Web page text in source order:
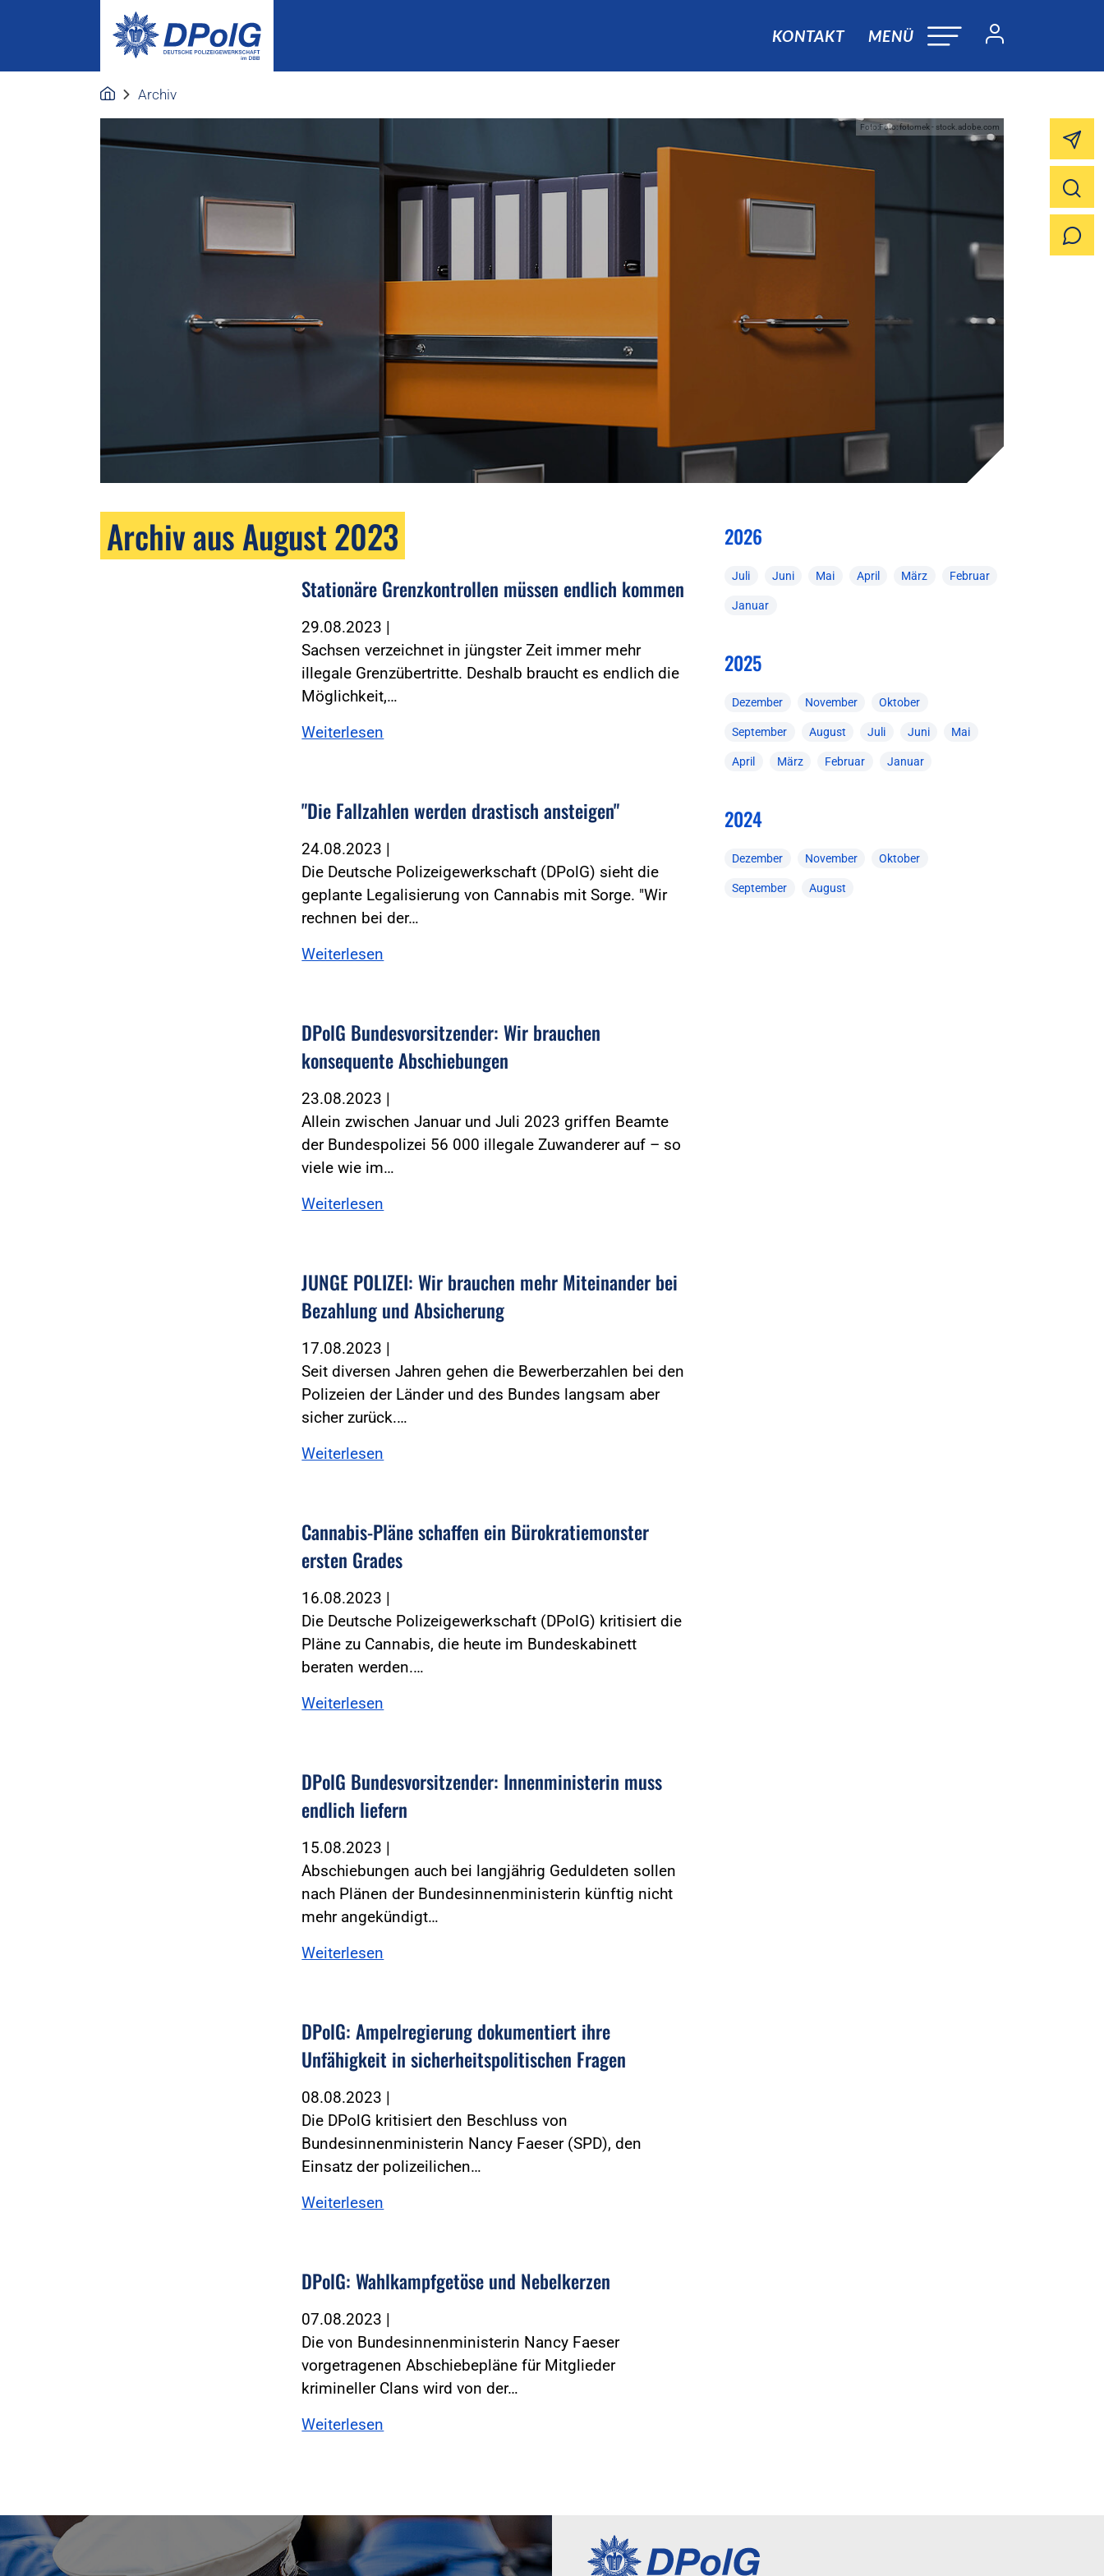
KONTAKT MENÜ
Archiv
Foto:Foto: fotomek - stock.adobe.com
Archiv aus August 2023
Stationäre Grenzkontrollen müssen endlich kommen
29.08.2023 |
Sachsen verzeichnet in jüngster Zeit immer mehr
illegale Grenzübertritte. Deshalb braucht es endlich die
Möglichkeit,…
Weiterlesen
"Die Fallzahlen werden drastisch ansteigen"
24.08.2023 |
Die Deutsche Polizeigewerkschaft (DPolG) sieht die
geplante Legalisierung von Cannabis mit Sorge. "Wir
rechnen bei der…
Weiterlesen
DPolG Bundesvorsitzender: Wir brauchen
konsequente Abschiebungen
23.08.2023 |
Allein zwischen Januar und Juli 2023 griffen Beamte
der Bundespolizei 56 000 illegale Zuwanderer auf – so
viele wie im…
Weiterlesen
JUNGE POLIZEI: Wir brauchen mehr Miteinander bei
Bezahlung und Absicherung
17.08.2023 |
Seit diversen Jahren gehen die Bewerberzahlen bei den
Polizeien der Länder und des Bundes langsam aber
sicher zurück.…
Weiterlesen
Cannabis-Pläne schaffen ein Bürokratiemonster
ersten Grades
16.08.2023 |
Die Deutsche Polizeigewerkschaft (DPolG) kritisiert die
Pläne zu Cannabis, die heute im Bundeskabinett
beraten werden.…
Weiterlesen
DPolG Bundesvorsitzender: Innenministerin muss
endlich liefern
15.08.2023 |
Abschiebungen auch bei langjährig Geduldeten sollen
nach Plänen der Bundesinnenministerin künftig nicht
mehr angekündigt…
Weiterlesen
DPolG: Ampelregierung dokumentiert ihre
Unfähigkeit in sicherheitspolitischen Fragen
08.08.2023 |
Die DPolG kritisiert den Beschluss von
Bundesinnenministerin Nancy Faeser (SPD), den
Einsatz der polizeilichen…
Weiterlesen
DPolG: Wahlkampfgetöse und Nebelkerzen
07.08.2023 |
Die von Bundesinnenministerin Nancy Faeser
vorgetragenen Abschiebepläne für Mitglieder
krimineller Clans wird von der…
Weiterlesen
2026
Juli Juni Mai April März Februar
Januar
2025
Dezember November Oktober
September August Juli Juni Mai
April März Februar Januar
2024
Dezember November Oktober
September August